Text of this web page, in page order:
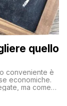
quello
conveniente è
economiche.
ma come
senza